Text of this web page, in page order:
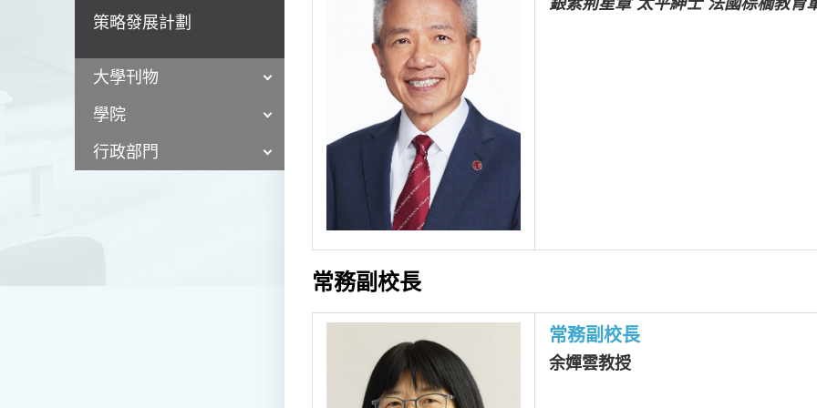
策略發展計劃
大學刊物
學院
行政部門
常務副校長
常務副校長
余嬋雲教授